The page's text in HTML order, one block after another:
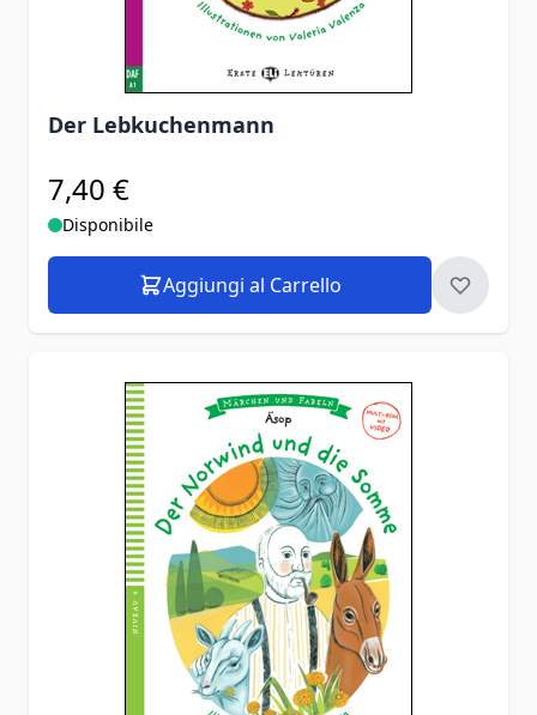
Der Lebkuchenmann
7,40 €
Disponibile
Aggiungi al Carrello